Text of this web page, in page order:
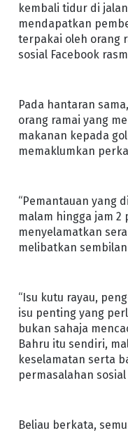
kembali tidur di
mendapatkan
terpakai oleh orang
sosial Facebook
Pada hantaran
orang ramai yang
makanan kepada
memaklumkan
“Pemantauan yang
malam hingga jam
menyelamatkan
melibatkan
“Isu kutu rayau,
isu penting yang
bukan sahaja
Bahru itu sendiri,
keselamatan serta
permasalahan
Beliau berkata,